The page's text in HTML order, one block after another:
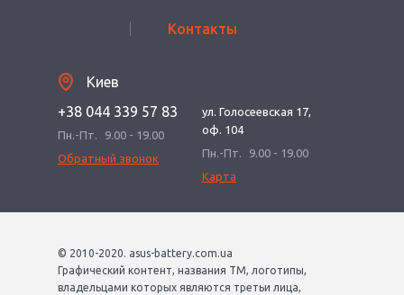
Контакты
Киев
+38 044 339 57 83
Пн.-Пт.
9.00 - 19.00
Обратный звонок
ул. Голосеевская 17,
оф. 104
Пн.-Пт.
9.00 - 19.00
Карта
© 2010-2020. asus-battery.com.ua
Графический контент, названия ТМ, логотипы,
владельцами которых являются третьи лица,